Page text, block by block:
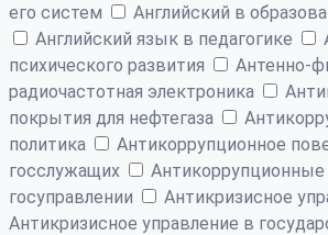
его систем
Английский в
Английский язык в педагогике
психического развития
Антенно-
радиочастотная электроника
покрытия для нефтегаза
политика
Антикоррупционное
госслужащих
госуправлении
Антикризисное
Антикризисное управление в